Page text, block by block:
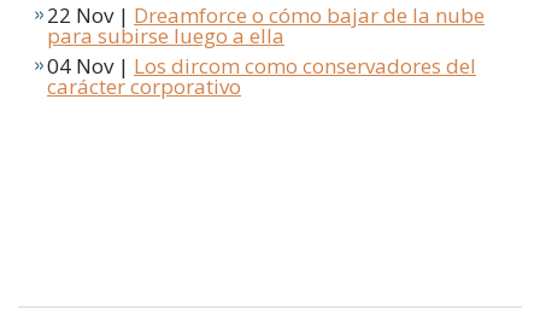
22 Nov | Dreamforce o cómo bajar de la nube
para subirse luego a ella
04 Nov | Los dircom como conservadores del
carácter corporativo